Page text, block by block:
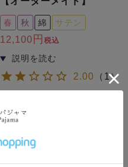
春 秋 綿 サテン
12,100 税込
2.00 （ 1）